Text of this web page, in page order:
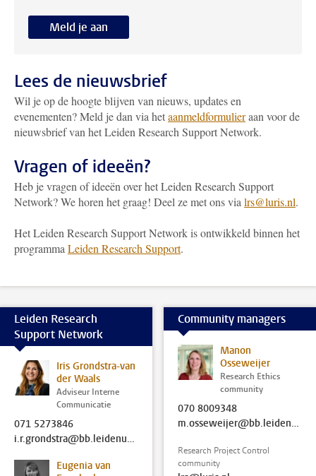
Meld je aan
Lees de nieuwsbrief
Wil je op de hoogte blijven van nieuws, updates en
evenementen? Meld je dan via hetaanmeldformulieraan voor de
nieuwsbrief van het Leiden Research Support Network.
Vragen of ideeën?
Heb je vragen of ideeën over het Leiden Research Support
Network? We horen het graag! Deel ze met ons via lrs@luris.nl.
Het Leiden Research Support Network is ontwikkeld binnen het
programma Leiden Research Support.
Leiden Research
Support Network
Iris Grondstra-van
der Waals
Adviseur Interne
Communicatie
071 5273846
i.r.grondstra@bb.leidenuniv.nl
Eugenia van
Community managers
Manon
Osseweijer
Research Ethics
community
070 8009348
m.osseweijer@bb.leidenuniv.nl
Research Project Control
community